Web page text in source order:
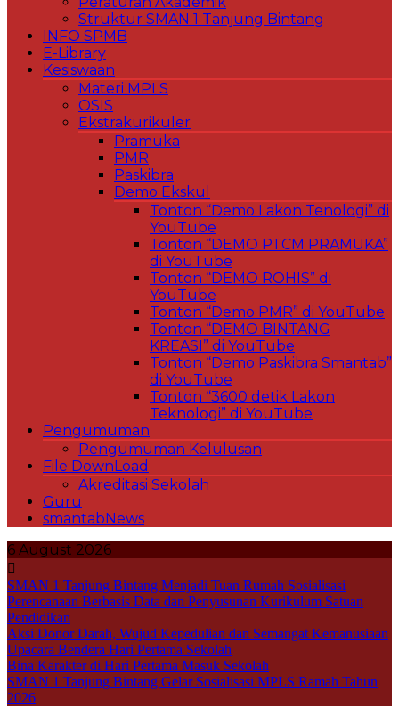
Struktur SMAN 1 Tanjung Bintang
INFO SPMB
E-Library
Kesiswaan
Materi MPLS
OSIS
Ekstrakurikuler
Pramuka
PMR
Paskibra
Demo Ekskul
Tonton “Demo Lakon Tenologi” di
YouTube
Tonton “DEMO PTCM PRAMUKA”
di YouTube
Tonton “DEMO ROHIS” di
YouTube
Tonton “Demo PMR” di YouTube
Tonton “DEMO BINTANG
KREASI” di YouTube
Tonton “Demo Paskibra Smantab”
di YouTube
Tonton “3600 detik Lakon
Teknologi” di YouTube
Pengumuman
Pengumuman Kelulusan
File DownLoad
Akreditasi Sekolah
Guru
smantabNews
6 August 2026
SMAN 1 Tanjung Bintang Menjadi Tuan Rumah Sosialisasi
Perencanaan Berbasis Data dan Penyusunan Kurikulum Satuan
Pendidikan
Aksi Donor Darah, Wujud Kepedulian dan Semangat Kemanusiaan
Upacara Bendera Hari Pertama Sekolah
Bina Karakter di Hari Pertama Masuk Sekolah
SMAN 1 Tanjung Bintang Gelar Sosialisasi MPLS Ramah Tahun
2026